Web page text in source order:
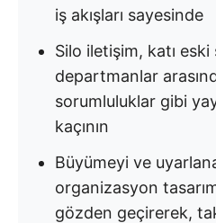
iş akışları sayesinde
Silo iletişim, katı
departmanlar
sorumluluklar gibi
kaçının
Büyümeyi ve
organizasyon
gözden geçirerek,